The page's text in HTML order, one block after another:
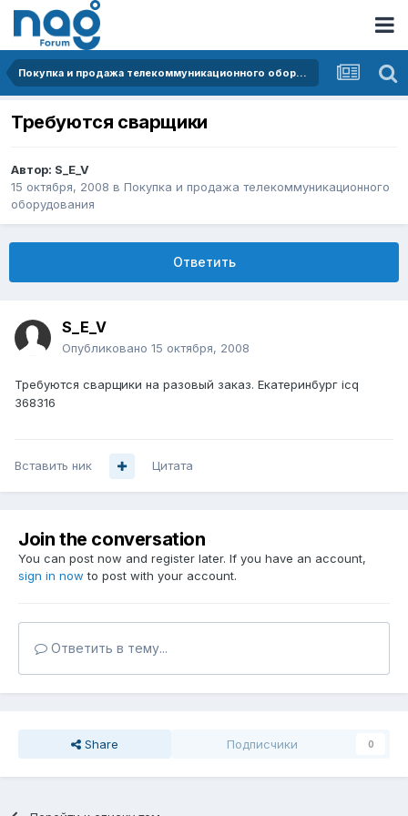
Покупка и продажа телекоммуникационного оборудования
Требуются сварщики
Автор: S_E_V
15 октября, 2008 в Покупка и продажа телекоммуникационного
оборудования
Ответить
S_E_V
Опубликовано 15 октября, 2008
Требуются сварщики на разовый заказ. Екатеринбург icq
368316
Вставить ник Цитата
Join the conversation
You can post now and register later. If you have an account,
sign in now to post with your account.
Ответить в тему...
Share Подписчики 0